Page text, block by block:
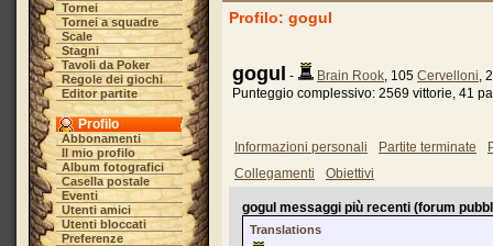
Tornei
Tornei a squadre
Scale
Stagni
Tavoli da Poker
Regole dei giochi
Editor partite
Profilo
Abbonamenti
Il mio profilo
Album fotografici
Casella postale
Eventi
Utenti amici
Utenti bloccati
Preferenze
Profilo: gogul
gogul - Brain Rook, 105 Cervelloni,
Punteggio complessivo: 2569 vittorie, 41
Informazioni personali Partite terminate
Collegamenti
Obiettivi
gogul messaggi più recenti (forum
Translations